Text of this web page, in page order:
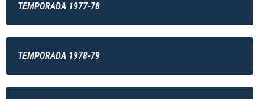
TEMPORADA 1977-78
TEMPORADA 1978-79